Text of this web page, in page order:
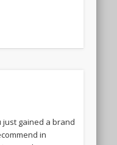
gained a brand
in